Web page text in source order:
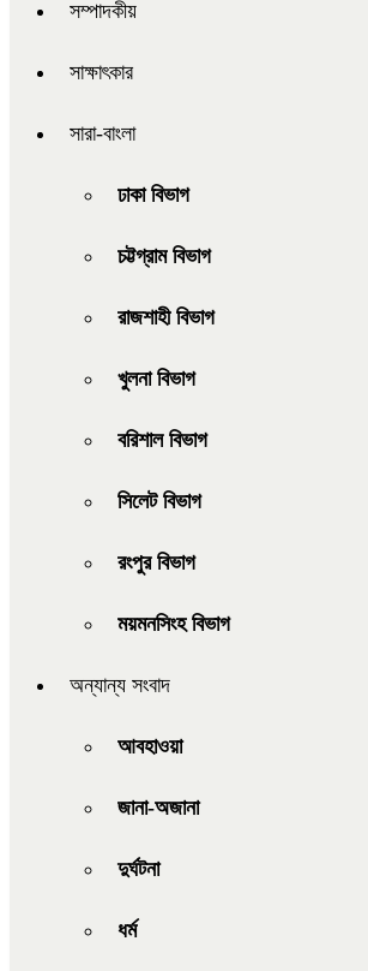
সম্পাদকীয়
সাক্ষাৎকার
সারা-বাংলা
ঢাকা বিভাগ
চট্টগ্রাম বিভাগ
রাজশাহী বিভাগ
খুলনা বিভাগ
বরিশাল বিভাগ
সিলেট বিভাগ
রংপুর বিভাগ
ময়মনসিংহ বিভাগ
অন্যান্য সংবাদ
আবহাওয়া
জানা-অজানা
দুর্ঘটনা
ধর্ম